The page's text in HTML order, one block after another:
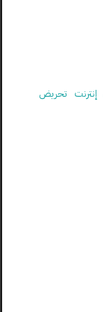
إنترنت تحريض